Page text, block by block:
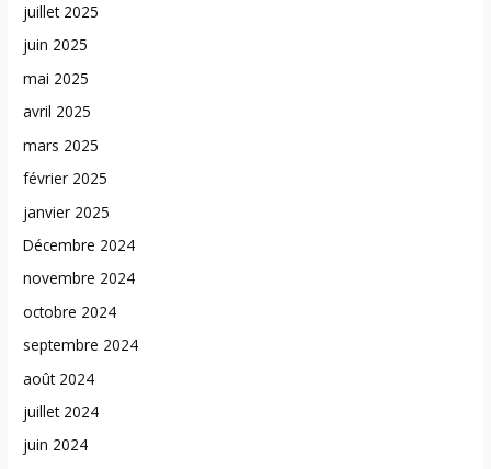
juillet 2025
juin 2025
mai 2025
avril 2025
mars 2025
février 2025
janvier 2025
Décembre 2024
novembre 2024
octobre 2024
septembre 2024
août 2024
juillet 2024
juin 2024